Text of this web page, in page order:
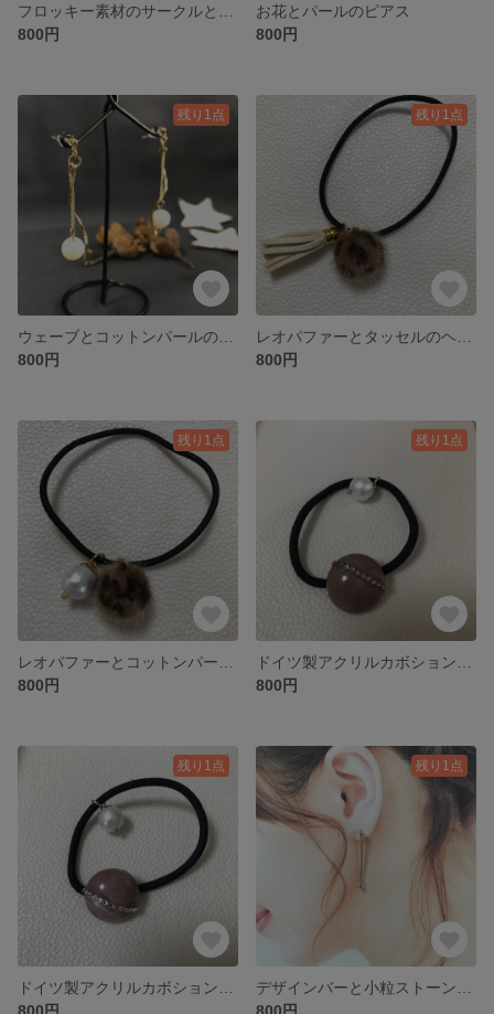
800円
お花とパールのピアス
800円
残り1点
800円
残り1点
800円
残り1点
800円
残り1点
800円
残り1点
800円
残り1点
800円